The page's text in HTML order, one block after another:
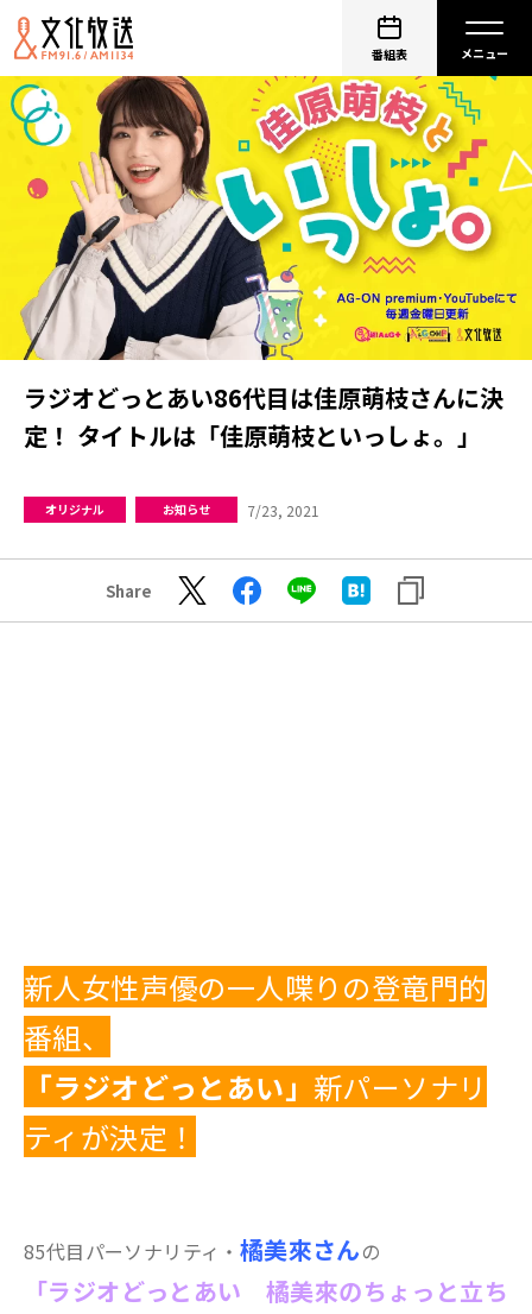
番組表
ラジオどっとあい86代目は佳原萌枝さんに決
定！ タイトルは「佳原萌枝といっしょ。」
オリジナル お知らせ 7/23, 2021
Share
新人女性声優の一人喋りの登竜門的
番組、
「ラジオどっとあい」 新パーソナリ
ティが決定！
85代目パーソナリティ・ 橘美來さんの
「ラジオどっとあい 橘美來のちょっと立ち